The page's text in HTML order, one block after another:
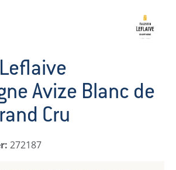
Avize Blanc de
Cru
272187